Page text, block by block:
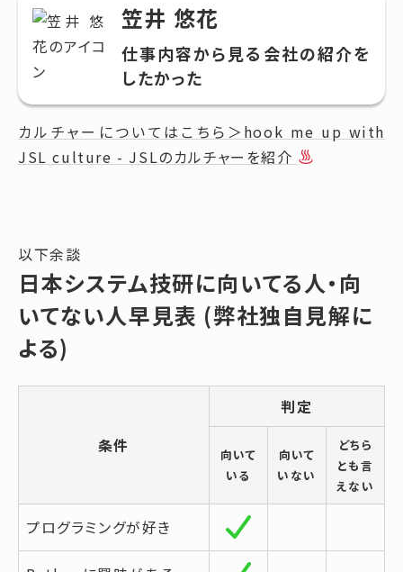
笠井 悠花
仕事内容から見る会社の紹介を
したかった
カルチャーについてはこちら＞hook me up with
JSL culture - JSLのカルチャーを紹介
以下余談
日本システム技研に向いてる人・向
いてない人早見表 (弊社独自見解に
よる)
条件
判定
向いて
いる
向いて
いない
どちら
とも言
えない
プログラミングが好き